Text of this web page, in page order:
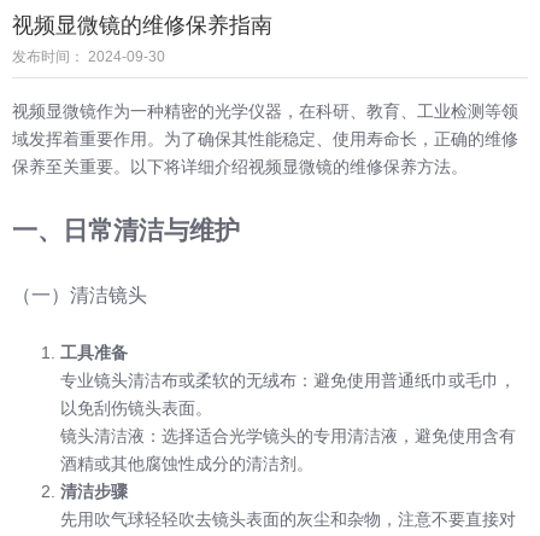
视频显微镜的维修保养指南
发布时间： 2024-09-30
视频显微镜作为一种精密的光学仪器，在科研、教育、工业检测等领
域发挥着重要作用。为了确保其性能稳定、使用寿命长，正确的维修
保养至关重要。以下将详细介绍视频显微镜的维修保养方法。
一、日常清洁与维护
（一）清洁镜头
工具准备
专业镜头清洁布或柔软的无绒布：避免使用普通纸巾或毛巾，
以免刮伤镜头表面。
镜头清洁液：选择适合光学镜头的专用清洁液，避免使用含有
酒精或其他腐蚀性成分的清洁剂。
清洁步骤
先用吹气球轻轻吹去镜头表面的灰尘和杂物，注意不要直接对